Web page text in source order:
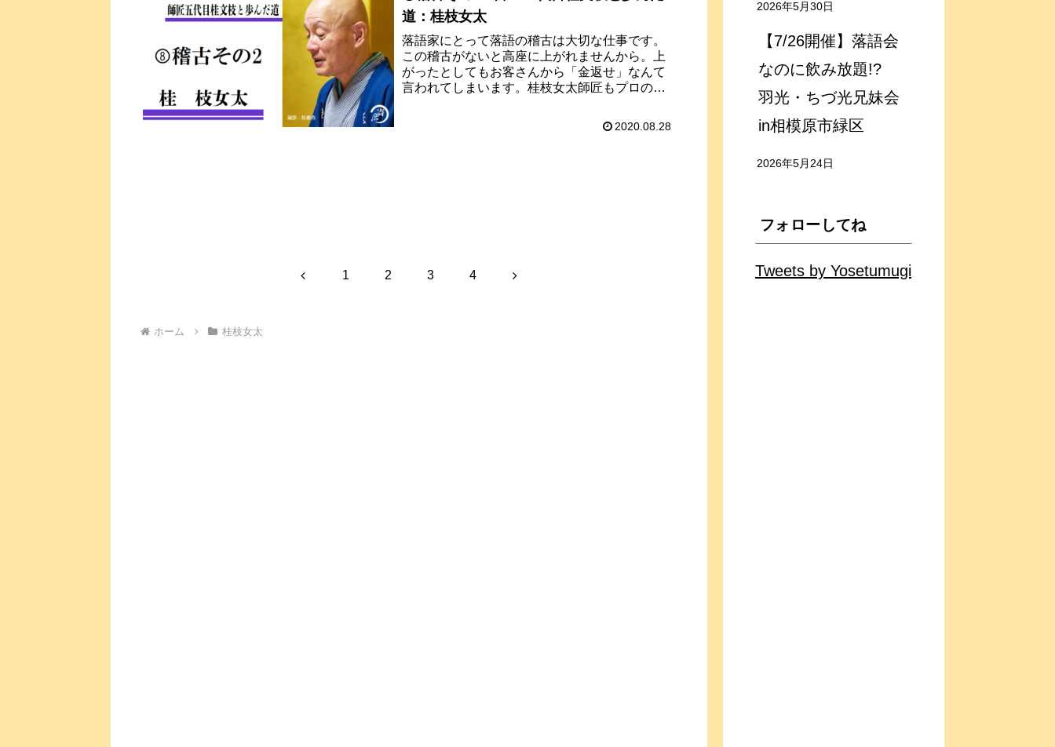
道：桂枝女太
落語家にとって落語の稽古は大切な仕事です。
この稽古がないと高座に上がれませんから。上
がったとしてもお客さんから「金返せ」なんて
言われてしまいます。桂枝女太師匠もプロの落
2020.08.28
前 1 2 3 4 次
ホーム 桂枝女太
2026年5月30日
【7/26開催】落語会
なのに飲み放題!?
羽光・ちづ光兄妹会
in相模原市緑区
2026年5月24日
フォローしてね
Tweets by Yosetumugi